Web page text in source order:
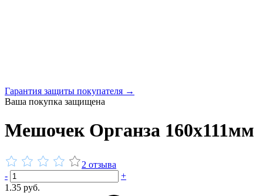
Гарантия защиты покупателя →
Ваша покупка защищена
Мешочек Органза 160x111мм
2 отзыва
-
+
1.35 руб.